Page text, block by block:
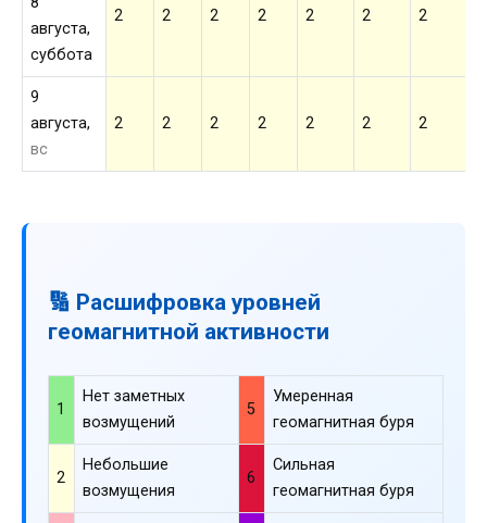
августа,
суббота
2 2 2 2 2 2 2
9
августа,
вс
2 2 2 2 2 2 2
🔢 Расшифровка уровней
геомагнитной активности
1
Нет заметных
возмущений
5
Умеренная
геомагнитная буря
2
Небольшие
возмущения
6
Сильная
геомагнитная буря